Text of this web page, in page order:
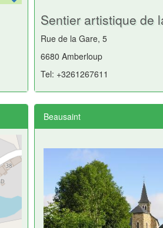
Sentier artistique de
Rue de la Gare, 5
6680 Amberloup
Tel: +3261267611
Beausaint